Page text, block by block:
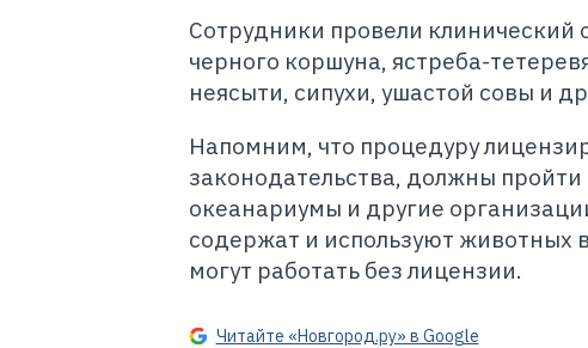
Сотрудники провели клинический
черного коршуна, ястреба-
неясыти, сипухи, ушастой совы и
Напомним, что процедуру
законодательства, должны
океанариумы и другие
содержат и используют животных
могут работать без лицензии.
Читайте «Новгород.ру» в Google